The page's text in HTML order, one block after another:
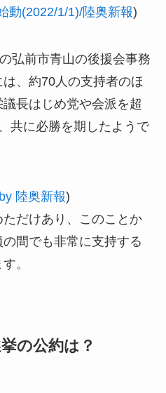
(2022/1/1)/陸奥新報)
弘前市青山の後援会事務
、約70人の支持者のほ
長はじめ党や会派を超
共に必勝を期したようで
陸奥新報)
だけあり、このことか
間でも非常に支持する
。
の公約は？